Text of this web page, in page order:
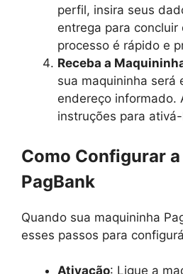
perfil, insira seus
entrega para concluir
processo é rápido e
Receba a
sua maquininha será
endereço informado.
instruções para
Como Configurar
PagBank
Quando sua maquininha
esses passos para
Ativação: Ligue a